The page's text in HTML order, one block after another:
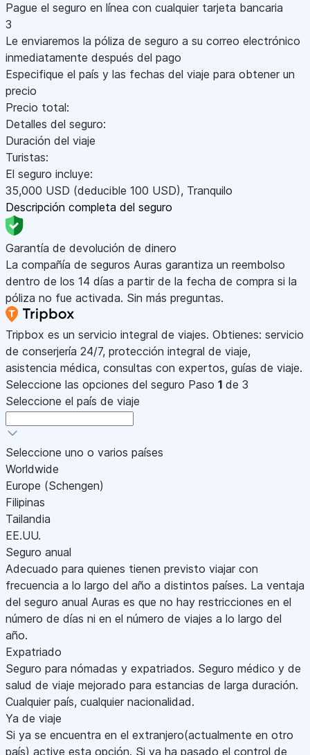
Pague el seguro en línea con cualquier tarjeta bancaria
3
Le enviaremos la póliza de seguro a su correo electrónico
inmediatamente después del pago
Especifique el país y las fechas del viaje para obtener un
precio
Precio total:
Detalles del seguro:
Duración del viaje
Turistas:
El seguro incluye:
35,000 USD (deducible 100 USD), Tranquilo
Descripción completa del seguro
Garantía de devolución de dinero
La compañía de seguros Auras garantiza un reembolso
dentro de los 14 días a partir de la fecha de compra si la
póliza no fue activada. Sin más preguntas.
Tripbox es un servicio integral de viajes. Obtienes: servicio
de conserjería 24/7, protección integral de viaje,
asistencia médica, consultas con expertos, guías de viaje.
Seleccione las opciones del seguro Paso 1 de 3
Seleccione el país de viaje
Seleccione uno o varios países
Worldwide
Europe (Schengen)
Filipinas
Tailandia
EE.UU.
Seguro anual
Adecuado para quienes tienen previsto viajar con
frecuencia a lo largo del año a distintos países. La ventaja
del seguro anual Auras es que no hay restricciones en el
número de días ni en el número de viajes a lo largo del
año.
Expatriado
Seguro para nómadas y expatriados. Seguro médico y de
salud de viaje mejorado para estancias de larga duración.
Cualquier país, cualquier nacionalidad.
Ya de viaje
Si ya se encuentra en el extranjero(actualmente en otro
país) active esta opción. Si ya ha pasado el control de